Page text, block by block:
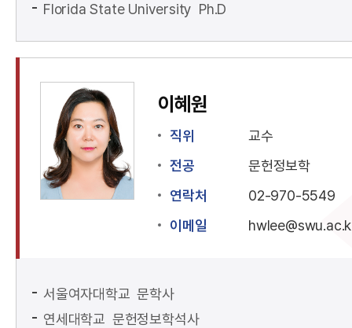
Florida State University Ph.D
이혜원
직위
교수
전공
문헌정보학
연락처
02-970-5549
이메일
서울여자대학교 문학사
연세대학교 문헌정보학석사